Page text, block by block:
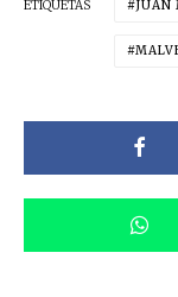
ETIQUETAS JUAN